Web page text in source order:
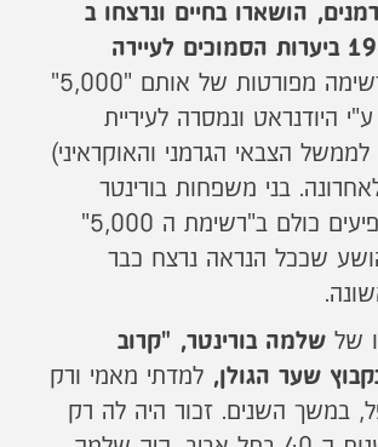
הושארו בחיים ונרצחו ב
13 ביולי 1942 ביערות הסמוכים לעיירה
רשימה מפורטות של אותם "5,000"
היודנראט ונמסרה לעיריית
לממשל הצבאי הגרמני והאוקראיני)
בני משפחות בורינטר
ופישגהוט מופיעים כולם ב"רשימת ה 5,000"
שככל הנראה נרצח כבר
של שלמה בורינטר, "קרוב
שער הגולן, למדתי מאמי ורק
במשך השנים. זכור היה לה רק